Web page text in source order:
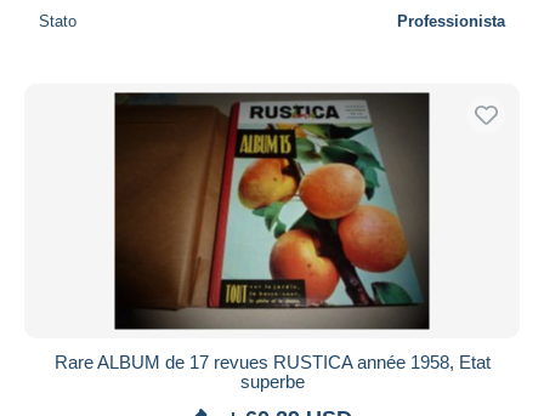
Stato Professionista
Rare ALBUM de 17 revues RUSTICA année 1958, Etat
superbe